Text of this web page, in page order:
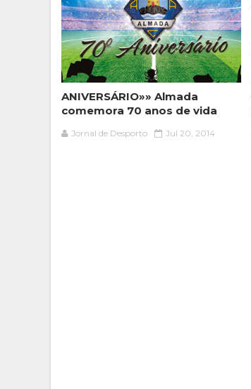
ANIVERSÁRIO»» Almada
comemora 70 anos de vida
Jornal de Desporto Jul 20, 2014